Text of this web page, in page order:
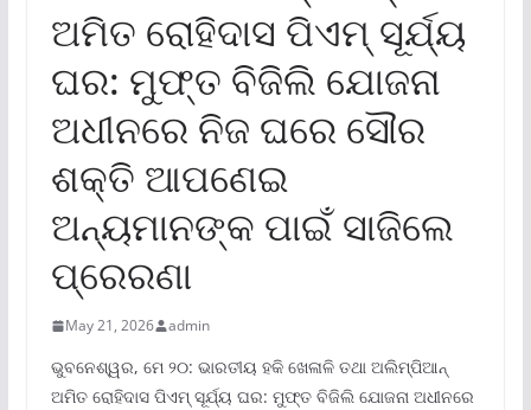
ଅମିତ ରୋହିଦାସ ପିଏମ୍ ସୂର୍ଯ୍ୟ
ଘର: ମୁଫ୍‌ତ ବିଜିଲି ଯୋଜନା
ଅଧୀନରେ ନିଜ ଘରେ ସୌର
ଶକ୍ତି ଆପଣେଇ
ଅନ୍ୟମାନଙ୍କ ପାଇଁ ସାଜିଲେ
ପ୍ରେରଣା
May 21, 2026 admin
ଭୁବନେଶ୍ୱର, ମେ ୨୦: ଭାରତୀୟ ହକି ଖେଳାଳି ତଥା ଅଲିମ୍ପିଆନ୍
ଅମିତ ରୋହିଦାସ ପିଏମ୍ ସୂର୍ଯ୍ୟ ଘର: ମୁଫ୍‌ତ ବିଜିଲି ଯୋଜନା ଅଧୀନରେ